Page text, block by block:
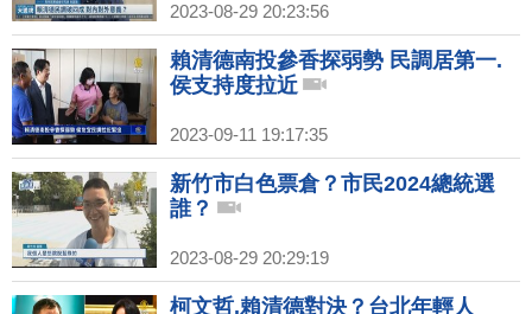
2023-08-29 20:23:56
賴清德南投參香探弱勢 民調居第一.
侯支持度拉近
2023-09-11 19:17:35
新竹市白色票倉？市民2024總統選
誰？
2023-08-29 20:29:19
柯文哲.賴清德對決？台北年輕人